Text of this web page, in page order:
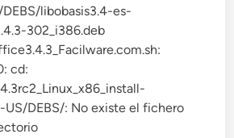
DEBS/libobasis3.4-es-
302_i386.deb
cd:
US/DEBS/: No existe el fichero